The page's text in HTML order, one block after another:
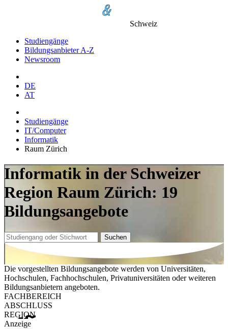
Schweiz
Studiengänge
Bildungsanbieter A-Z
Newsroom
DE
AT
Studiengänge
IT/Computer
Informatik
Raum Zürich
Informatik in der Schweizer
Region Raum Zürich: 19
Bildungsangebote
Suchen
Die vorgestellten Bildungsangebote werden von Universitäten,
Hochschulen, Fachhochschulen, Privatuniversitäten oder weiteren
Bildungsanbietern angeboten.
FACHBEREICH
ABSCHLUSS
REGION
Anzeige